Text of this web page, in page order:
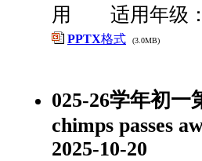
用 适用年级
PPTX格式 (3.0MB)
025-26学年初一
chimps passes
2025-10-20